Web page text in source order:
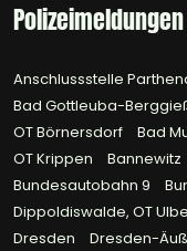
Anschlussstelle
Bad Gottleuba-
OT Börnersdorf
Bad
OT Krippen
Bannewitz
Bundesautobahn 9
Dippoldiswalde, OT
Dresden
Dresden-